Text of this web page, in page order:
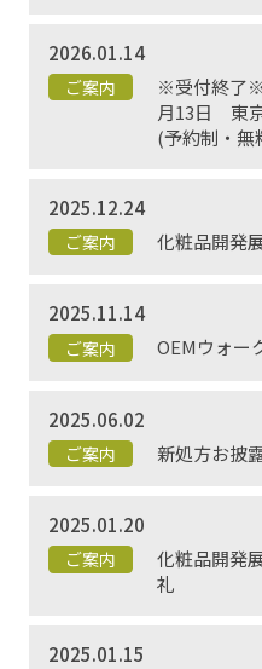
2026.01.14
ご案内
※受付終了
月13日 東
(予約制・無
2025.12.24
ご案内 化粧品開発
2025.11.14
ご案内 OEMウォー
2025.06.02
ご案内 新処方お披
2025.01.20
ご案内
化粧品開発
礼
2025.01.15